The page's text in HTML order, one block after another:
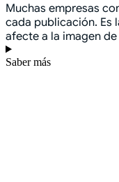
Muchas empresas
cada publicación. Es
afecte a la imagen
Saber más